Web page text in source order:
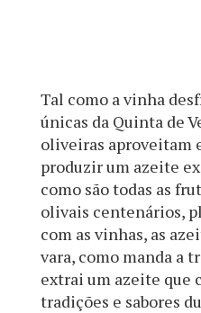
Tal como a vinha
únicas da Quinta de
oliveiras aproveitam
produzir um azeite
como são todas as
olivais centenários,
com as vinhas, as
vara, como manda a
extrai um azeite que
tradições e sabores